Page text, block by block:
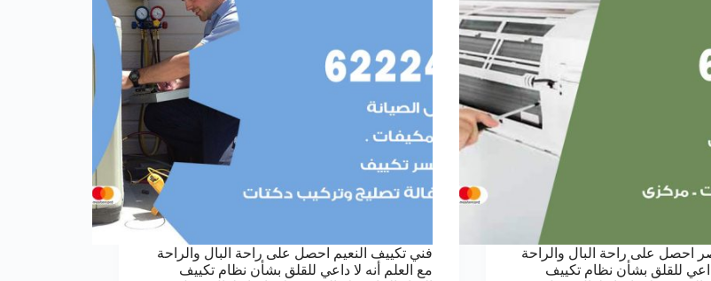
احصل على راحة البال والراحة
داعي للقلق بشأن نظام تكييف
فني تكييف النعيم احصل على راحة البال والراحة
مع العلم أنه لا داعي للقلق بشأن نظام تكييف